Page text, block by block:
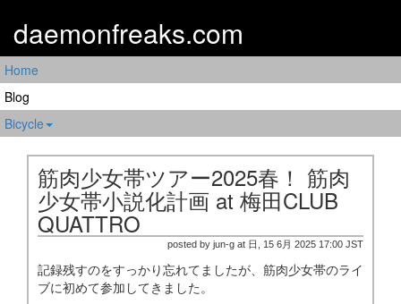
daemonfreaks.com
Home
Blog
Bicycle
筋肉少女帯ツアー2025春！ 筋肉
少女帯小説化計画 at 梅田CLUB
QUATTRO
posted by jun-g at 日, 15 6月 2025 17:00 JST
記録残すのをすっかり忘れてましたが、筋肉少女帯のライ
ブに初めて参加してきました。